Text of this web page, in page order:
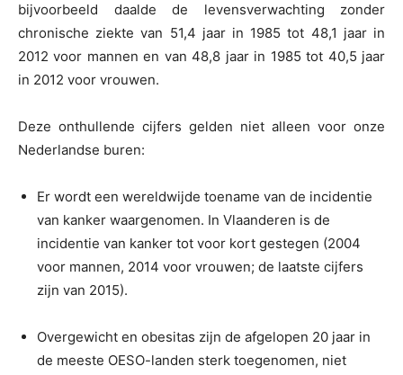
bijvoorbeeld daalde de levensverwachting zonder
chronische ziekte van 51,4 jaar in 1985 tot 48,1 jaar in
2012 voor mannen en van 48,8 jaar in 1985 tot 40,5 jaar
in 2012 voor vrouwen.
Deze onthullende cijfers gelden niet alleen voor onze
Nederlandse buren:
Er wordt een wereldwijde toename van de incidentie
van kanker waargenomen. In Vlaanderen is de
incidentie van kanker tot voor kort gestegen (2004
voor mannen, 2014 voor vrouwen; de laatste cijfers
zijn van 2015).
Overgewicht en obesitas zijn de afgelopen 20 jaar in
de meeste OESO-landen sterk toegenomen, niet